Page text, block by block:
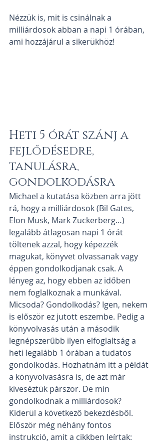
Nézzük is, mit is csinálnak a
milliárdosok abban a napi 1 órában,
ami hozzájárul a sikerükhöz!
Heti 5 órát szánj a
fejlődésedre,
tanulásra,
gondolkodásra
Michael a kutatása közben arra jött
rá, hogy a milliárdosok (Bil Gates,
Elon Musk, Mark Zuckerberg…)
legalább átlagosan napi 1 órát
töltenek azzal, hogy képezzék
magukat, könyvet olvassanak vagy
éppen gondolkodjanak csak. A
lényeg az, hogy ebben az időben
nem foglalkoznak a munkával.
Micsoda? Gondolkodás? Igen, nekem
is először ez jutott eszembe. Pedig a
könyvolvasás után a második
legnépszerűbb ilyen elfoglaltság a
heti legalább 1 órában a tudatos
gondolkodás. Hozhatnám itt a példát
a könyvolvasásra is, de azt már
kiveséztük párszor. De min
gondolkodnak a milliárdosok?
Kiderül a következő bekezdésből.
Először még néhány fontos
instrukció, amit a cikkben leírtak: